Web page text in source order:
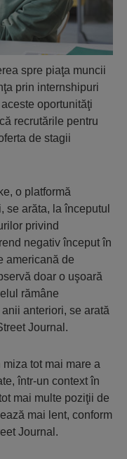
spre piaţa muncii
prin internshipuri
oportunităţi
recrutările pentru
de stagii
o platformă
se arăta, la începutul
privind
negativ început în
americană de
doar o uşoară
rămâne
anteriori, se arată
Journal.
tot mai mare a
într-un context în
mai multe poziţii de
mai lent, conform
Journal.